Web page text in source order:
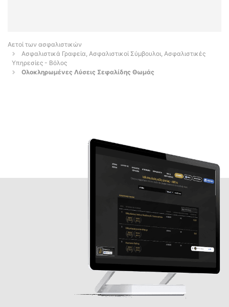
Αετοί των ασφαλιστικών
Ασφαλιστικά Γραφεία, Ασφαλιστικοί Σύμβουλοι, Ασφαλιστικές
Υπηρεσίες - Βόλος
Ολοκληρωμένες Λύσεις Σεφαλίδης Θωμάς